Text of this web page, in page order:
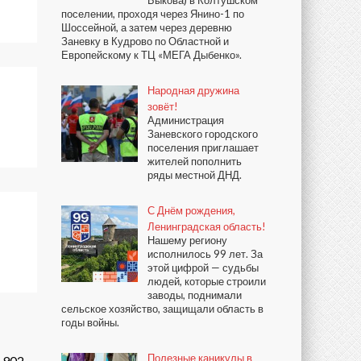
поселении, проходя через Янино-1 по
Шоссейной, а затем через деревню
Заневку в Кудрово по Областной и
Европейскому к ТЦ «МЕГА Дыбенко».
Народная дружина
зовёт!
Администрация
Заневского городского
поселения приглашает
жителей пополнить
ряды местной ДНД.
С Днём рождения,
Ленинградская область!
Нашему региону
исполнилось 99 лет. За
этой цифрой — судьбы
людей, которые строили
заводы, поднимали
сельское хозяйство, защищали область в
годы войны.
Полезные каникулы в